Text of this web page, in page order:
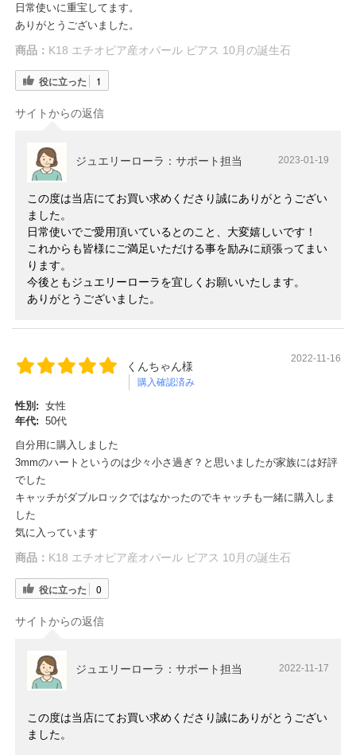
日常使いに重宝してます。
ありがとうございました。
商品： K18 エチオピア産オパール ピアス 10月の誕生石
役に立った 1
サイトからの返信
ジュエリーローラ：サポート担当 2023-01-19
この度は当店にてお買い求めくださり誠にありがとうござい
ました。
日常使いでご愛用頂いているとのこと、大変嬉しいです！
これからも皆様にご満足いただける事を励みに頑張ってまい
ります。
今後ともジュエリーローラを宜しくお願いいたします。
ありがとうございました。
くんちゃん様
購入確認済み
2022-11-16
性別: 女性
年代: 50代
自分用に購入しました
3mmのハートというのは少々小さ過ぎ？と思いましたが家族には好評
でした
キャッチがダブルロックではなかったのでキャッチも一緒に購入しま
した
気に入っています
商品： K18 エチオピア産オパール ピアス 10月の誕生石
役に立った 0
サイトからの返信
ジュエリーローラ：サポート担当 2022-11-17
この度は当店にてお買い求めくださり誠にありがとうござい
ました。